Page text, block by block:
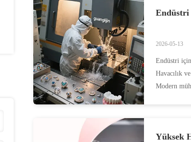
Endüstri
2026-05-13
Endüstri için
Havacılık
Modern
Yüksek